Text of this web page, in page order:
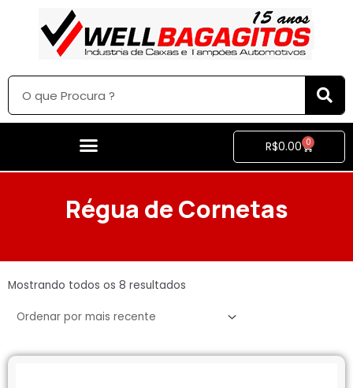
R$0.00 0
Régua de Cornetas
Mostrando todos os 8 resultados